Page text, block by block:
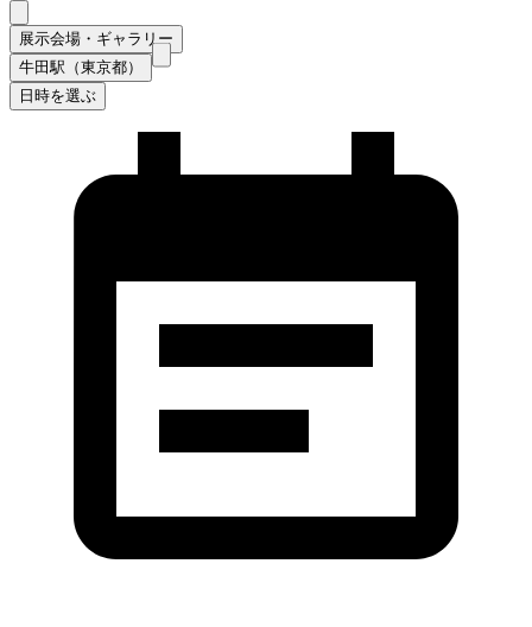
展示会場・ギャラリー
牛田駅（東京都）
日時を選ぶ